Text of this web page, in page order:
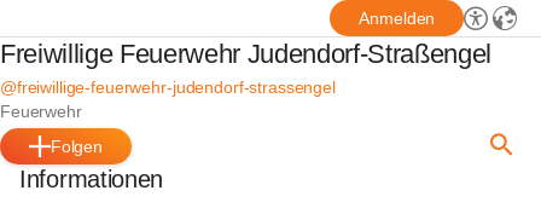
Anmelden
Freiwillige Feuerwehr Judendorf-Straßengel
@freiwillige-feuerwehr-judendorf-strassengel
Feuerwehr
Folgen
Informationen